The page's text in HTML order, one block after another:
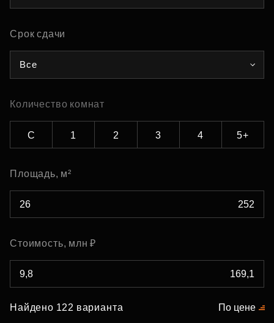
Срок сдачи
Все
Количество комнат
С 1 2 3 4 5+
Площадь, м²
Стоимость, млн ₽
Найдено 122 варианта По цене